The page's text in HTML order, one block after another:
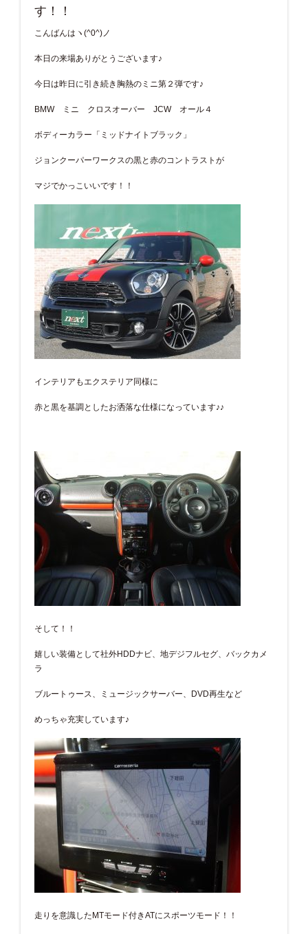
す！！
こんばんはヽ(^0^)ノ
本日の来場ありがとうございます♪
今日は昨日に引き続き胸熱のミニ第２弾です♪
BMW ミニ クロスオーバー JCW オール４
ボディーカラー「ミッドナイトブラック」
ジョンクーパーワークスの黒と赤のコントラストが
マジでかっこいいです！！
インテリアもエクステリア同様に
赤と黒を基調としたお洒落な仕様になっています♪♪
そして！！
嬉しい装備として社外HDDナビ、地デジフルセグ、バックカメ
ラ
ブルートゥース、ミュージックサーバー、DVD再生など
めっちゃ充実しています♪
走りを意識したMTモード付きATにスポーツモード！！